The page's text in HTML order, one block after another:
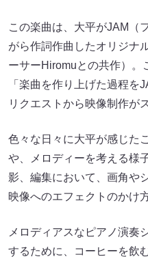
この楽曲は、大平がJAM（
がら作詞作曲したオリジナ
ーサーHiromuとの共作）。
「楽曲を作り上げた過程を
リクエストから映像制作が
色々な日々に大平が感じた
や、メロディーを考える様
影、編集において、画角や
映像へのエフェクトのかけ
メロディアスなピアノ演奏
するために、コーヒーを飲